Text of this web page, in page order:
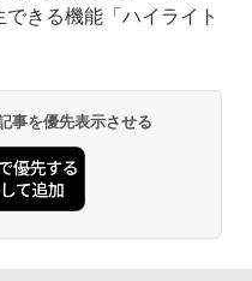
きる機能「ハイライト
事を優先表示させる